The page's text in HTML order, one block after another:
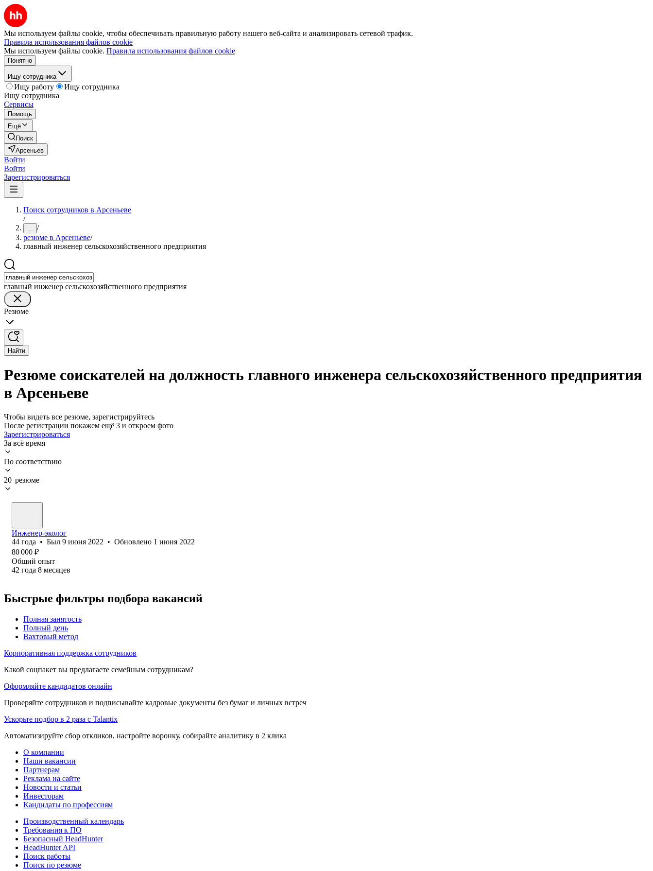
Мы используем файлы cookie, чтобы обеспечивать правильную работу нашего веб-сайта и анализировать сетевой трафик.
Правила использования файлов cookie
Мы используем файлы cookie. Правила использования файлов cookie
Понятно
Ищу сотрудника
Ищу работу
Ищу сотрудника
Ищу сотрудника
Сервисы
Помощь
Ещё
Поиск
Арсеньев
Войти
Войти
Зарегистрироваться
Поиск сотрудников в Арсеньеве
/
... /
резюме в Арсеньеве/
главный инженер сельскохозяйственного предприятия
главный инженер сельскохозяйственного предприятия
Резюме
Найти
Резюме соискателей на должность главного инженера сельскохозяйственного предприятия
в Арсеньеве
Чтобы видеть все резюме, зарегистрируйтесь
После регистрации покажем ещё 3 и откроем фото
Зарегистрироваться
За всё время
По соответствию
20 резюме
Инженер-эколог
44 года • Был 9 июня 2022 • Обновлено 1 июня 2022
80 000 ₽
Общий опыт
42 года 8 месяцев
Быстрые фильтры подбора вакансий
Полная занятость
Полный день
Вахтовый метод
Корпоративная поддержка сотрудников
Какой соцпакет вы предлагаете семейным сотрудникам?
Оформляйте кандидатов онлайн
Проверяйте сотрудников и подписывайте кадровые документы без бумаг и личных встреч
Ускорьте подбор в 2 раза с Talantix
Автоматизируйте сбор откликов, настройте воронку, собирайте аналитику в 2 клика
О компании
Наши вакансии
Партнерам
Реклама на сайте
Новости и статьи
Инвесторам
Кандидаты по профессиям
Производственный календарь
Требования к ПО
Безопасный HeadHunter
HeadHunter API
Поиск работы
Поиск по резюме